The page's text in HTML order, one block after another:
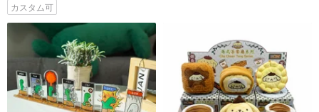
カスタム可